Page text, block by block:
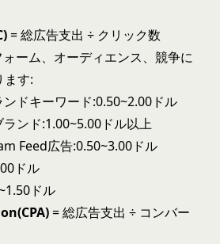
= 総広告支出 ÷ クリック数
ーム、オーディエンス、競争に
ます:
ドキーワード:0.50~2.00ドル
ンド:1.00~5.00ドル以上
Feed広告:0.50~3.00ドル
ドル
ドル
= 総広告支出 ÷ コンバー